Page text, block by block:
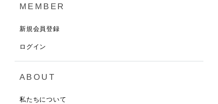
MEMBER
新規会員登録
ログイン
ABOUT
私たちについて